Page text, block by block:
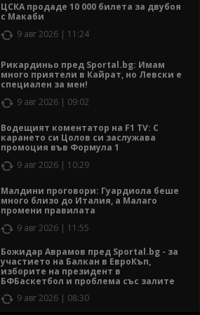
ЦСКА продаде 10 000 билета за двубоя
с Макаби
9 авг 2026 | 11:24
Рикардиньо пред Sportal.bg: Имам
много приятели в Кайрат, но Левски е
специален за мен!
9 авг 2026 | 09:02
Водещият коментатор на F1 TV: С
карането си Цолов си заслужава
промоция във Формула 1
9 авг 2026 | 10:29
Малдини проговори: Гуардиола беше
много близо до Италия, а Малаго
промени правилата
9 авг 2026 | 11:55
Божидар Аврамов пред Sportal.bg - за
участието на Балкан в ЕвроКъп,
изборите на президент в
БФБаскетбол и проблема със залите
9 авг 2026 | 08:30